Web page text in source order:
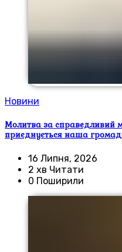
Новини
Молитва за справедливий
приєднується наша
16 Липня, 2026
2 хв Читати
0 Поширили